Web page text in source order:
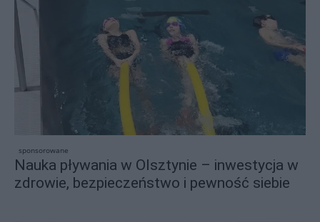
sponsorowane
Nauka pływania w Olsztynie – inwestycja w
zdrowie, bezpieczeństwo i pewność siebie